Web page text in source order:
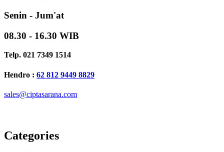
Senin - Jum'at
08.30 - 16.30 WIB
Telp. 021 7349 1514
Hendro : 62 812 9449 8829
sales@ciptasarana.com
Categories